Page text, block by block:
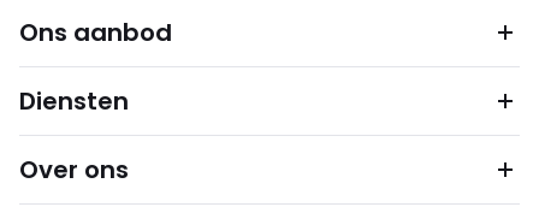
Ons aanbod
Diensten
Over ons